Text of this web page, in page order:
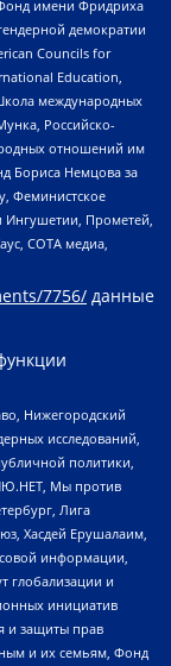
имени Фридриха
демократии
Councils for
Education,
международных
Российско-
отношений им
Бориса Немцова за
Феминистское
Ингушетии, Прометей,
СОТА медиа,
7756/ данные
Нижегородский
исследований,
политики,
Мы против
Лига
Хасдей Ерушалаим,
информации,
глобализации и
инициатив
и защиты прав
и их семьям, Фонд